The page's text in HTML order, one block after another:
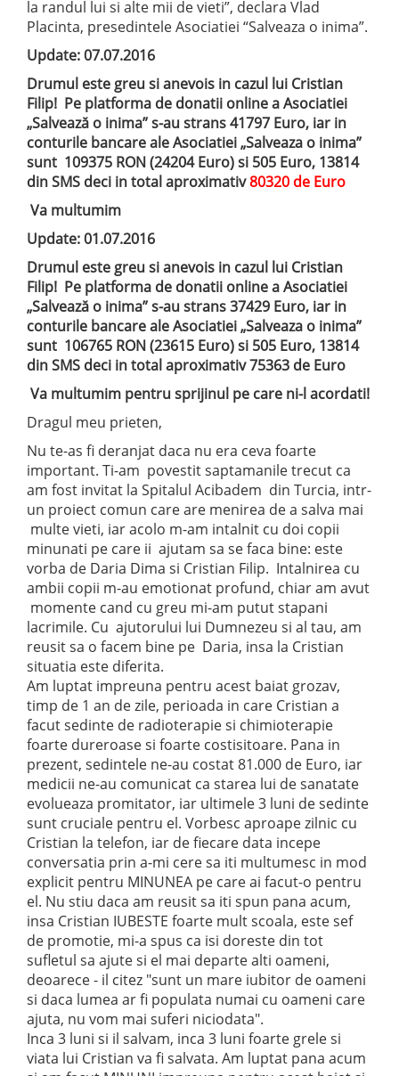
la randul lui si alte mii de vieti”, declara Vlad
Placinta, presedintele Asociatiei “Salveaza o inima”.
Update: 07.07.2016
Drumul este greu si anevois in cazul lui Cristian
Filip! Pe platforma de donatii online a Asociatiei
„Salvează o inima” s-au strans 41797 Euro, iar in
conturile bancare ale Asociatiei „Salveaza o inima”
sunt 109375 RON (24204 Euro) si 505 Euro, 13814
din SMS deci in total aproximativ80320 de Euro
Va multumim
Update: 01.07.2016
Drumul este greu si anevois in cazul lui Cristian
Filip! Pe platforma de donatii online a Asociatiei
„Salvează o inima” s-au strans 37429 Euro, iar in
conturile bancare ale Asociatiei „Salveaza o inima”
sunt 106765 RON (23615 Euro) si 505 Euro, 13814
din SMS deci in total aproximativ 75363 de Euro
Va multumim pentru sprijinul pe care ni-l acordati!
Dragul meu prieten,
Nu te-as fi deranjat daca nu era ceva foarte
important. Ti-am povestit saptamanile trecut ca
am fost invitat la Spitalul Acibadem din Turcia, intr-
un proiect comun care are menirea de a salva mai
multe vieti, iar acolo m-am intalnit cu doi copii
minunati pe care ii ajutam sa se faca bine: este
vorba de Daria Dima si Cristian Filip. Intalnirea cu
ambii copii m-au emotionat profund, chiar am avut
momente cand cu greu mi-am putut stapani
lacrimile. Cu ajutorului lui Dumnezeu si al tau, am
reusit sa o facem bine pe Daria, insa la Cristian
situatia este diferita.
Am luptat impreuna pentru acest baiat grozav,
timp de 1 an de zile, perioada in care Cristian a
facut sedinte de radioterapie si chimioterapie
foarte dureroase si foarte costisitoare. Pana in
prezent, sedintele ne-au costat 81.000 de Euro, iar
medicii ne-au comunicat ca starea lui de sanatate
evolueaza promitator, iar ultimele 3 luni de sedinte
sunt cruciale pentru el. Vorbesc aproape zilnic cu
Cristian la telefon, iar de fiecare data incepe
conversatia prin a-mi cere sa iti multumesc in mod
explicit pentru MINUNEA pe care ai facut-o pentru
el. Nu stiu daca am reusit sa iti spun pana acum,
insa Cristian IUBESTE foarte mult scoala, este sef
de promotie, mi-a spus ca isi doreste din tot
sufletul sa ajute si el mai departe alti oameni,
deoarece - il citez "sunt un mare iubitor de oameni
si daca lumea ar fi populata numai cu oameni care
ajuta, nu vom mai suferi niciodata".
Inca 3 luni si il salvam, inca 3 luni foarte grele si
viata lui Cristian va fi salvata. Am luptat pana acum